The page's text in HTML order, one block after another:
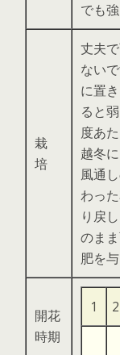
でも
栽
培
丈夫
ない
に置
ると
度あ
越冬
風通
わっ
り戻
のま
肥を
開花
時期
1 2